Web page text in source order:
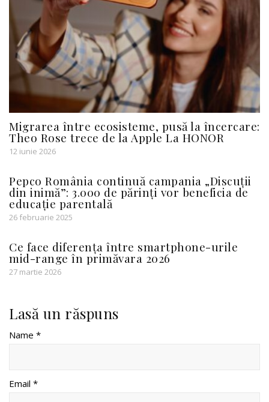
Migrarea între ecosisteme, pusă la încercare:
Theo Rose trece de la Apple La HONOR
12 iunie 2026
Pepco România continuă campania „Discuții
din inimă”: 3.000 de părinți vor beneficia de
educație parentală
26 februarie 2025
Ce face diferența între smartphone-urile
mid-range în primăvara 2026
27 martie 2026
Lasă un răspuns
Name *
Email *